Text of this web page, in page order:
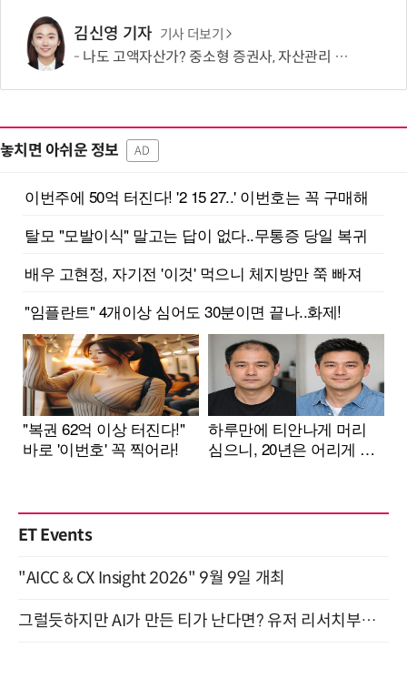
김신영 기자 기사 더보기
나도 고액자산가? 중소형 증권사, 자산관리 문턱 낮췄다
놓치면 아쉬운 정보 AD
ET Events
"AICC & CX Insight 2026" 9월 9일 개최
그럴듯하지만 AI가 만든 티가 난다면? 유저 리서치부터 배포까지! (9/15)